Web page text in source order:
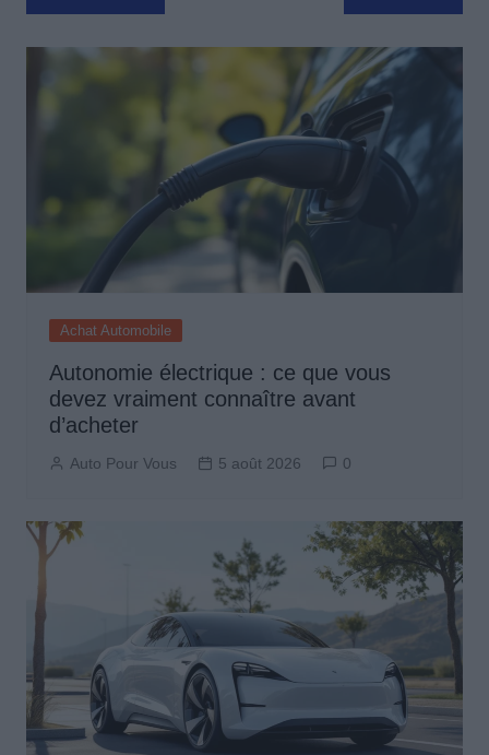
de
l’article
Achat Automobile
Autonomie électrique : ce que vous
devez vraiment connaître avant
d’acheter
Auto Pour Vous 5 août 2026 0